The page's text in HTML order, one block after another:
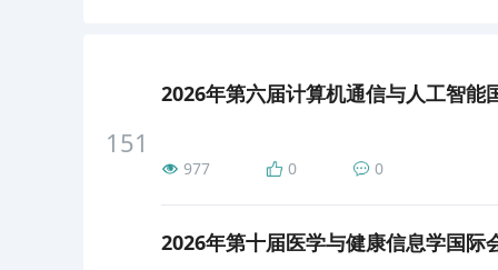
151
2026年第六届计算机通信与人工智能
977 0 0
2026年第十届医学与健康信息学国际